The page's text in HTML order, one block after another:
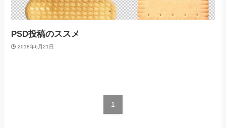
PSD投稿のススメ
2018年6月21日
1